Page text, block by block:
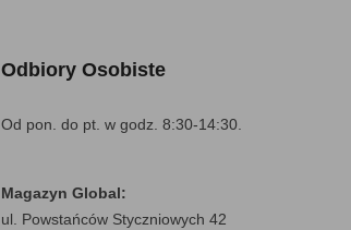
Odbiory Osobiste
Od pon. do pt. w godz. 8:30-14:30.
Magazyn Global:
ul. Powstańców Styczniowych 42